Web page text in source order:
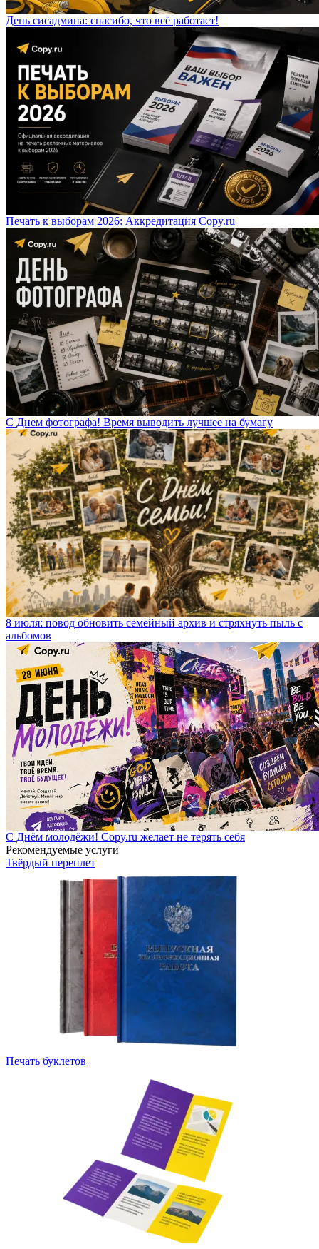
День сисадмина: спасибо, что всё работает!
Печать к выборам 2026: Аккредитация Copy.ru
С Днем фотографа! Время выводить лучшее на бумагу
8 июля: повод обновить семейный архив и стряхнуть пыль с
альбомов
С Днём молодёжи! Copy.ru желает не терять себя
Рекомендуемые услуги
Твёрдый переплет
Печать буклетов